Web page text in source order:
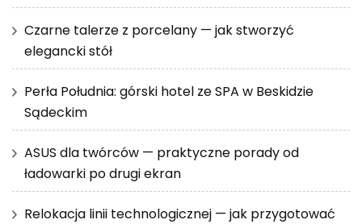
Czarne talerze z porcelany — jak stworzyć
elegancki stół
Perła Południa: górski hotel ze SPA w Beskidzie
Sądeckim
ASUS dla twórców — praktyczne porady od
ładowarki po drugi ekran
Relokacja linii technologicznej — jak przygotować